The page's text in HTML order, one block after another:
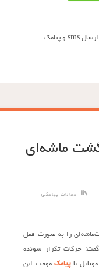
، ارایه دهنده پنل ارسال sms و پیامک
ماشه‌ای
مقالات پیامکی
را به صورت قفل
حرکات تکرار شونده
یا پیامکموجب این